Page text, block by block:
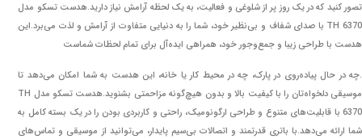
تصور کنید که در یک روز پر از شلوغی و فعالیت، به یک لحظه آرامش نیاز دارید.هدست تسکو مدل
TH 6370 با صدای شفاف و بی‌نظیر خود، شما را به دنیایی متفاوت از آرامش و لذت می‌برد.این
هدست با طراحی زیبا و جمع‌وجور خود، همراهی ایده‌آل برای تمام لحظات شماست
.چه در حال پیاده‌روی در پارک، چه در محیط کار یا خانه، این هدست به شما امکان می‌دهد تا
موسیقی دلخواه‌تان را با کیفیت بالا و بدون هیچ‌گونه مزاحمتی بشنوید.هدست تسکو مدل TH
6370 با قابلیت‌های متنوع و طراحی ارگونومیک، راحتی و کاربردی بودن را در یک بسته کامل به
شما ارائه می‌دهد.با باتری قدرتمند و اتصالات بی‌سیم پایدار، می‌توانید از موسیقی و تماس‌های